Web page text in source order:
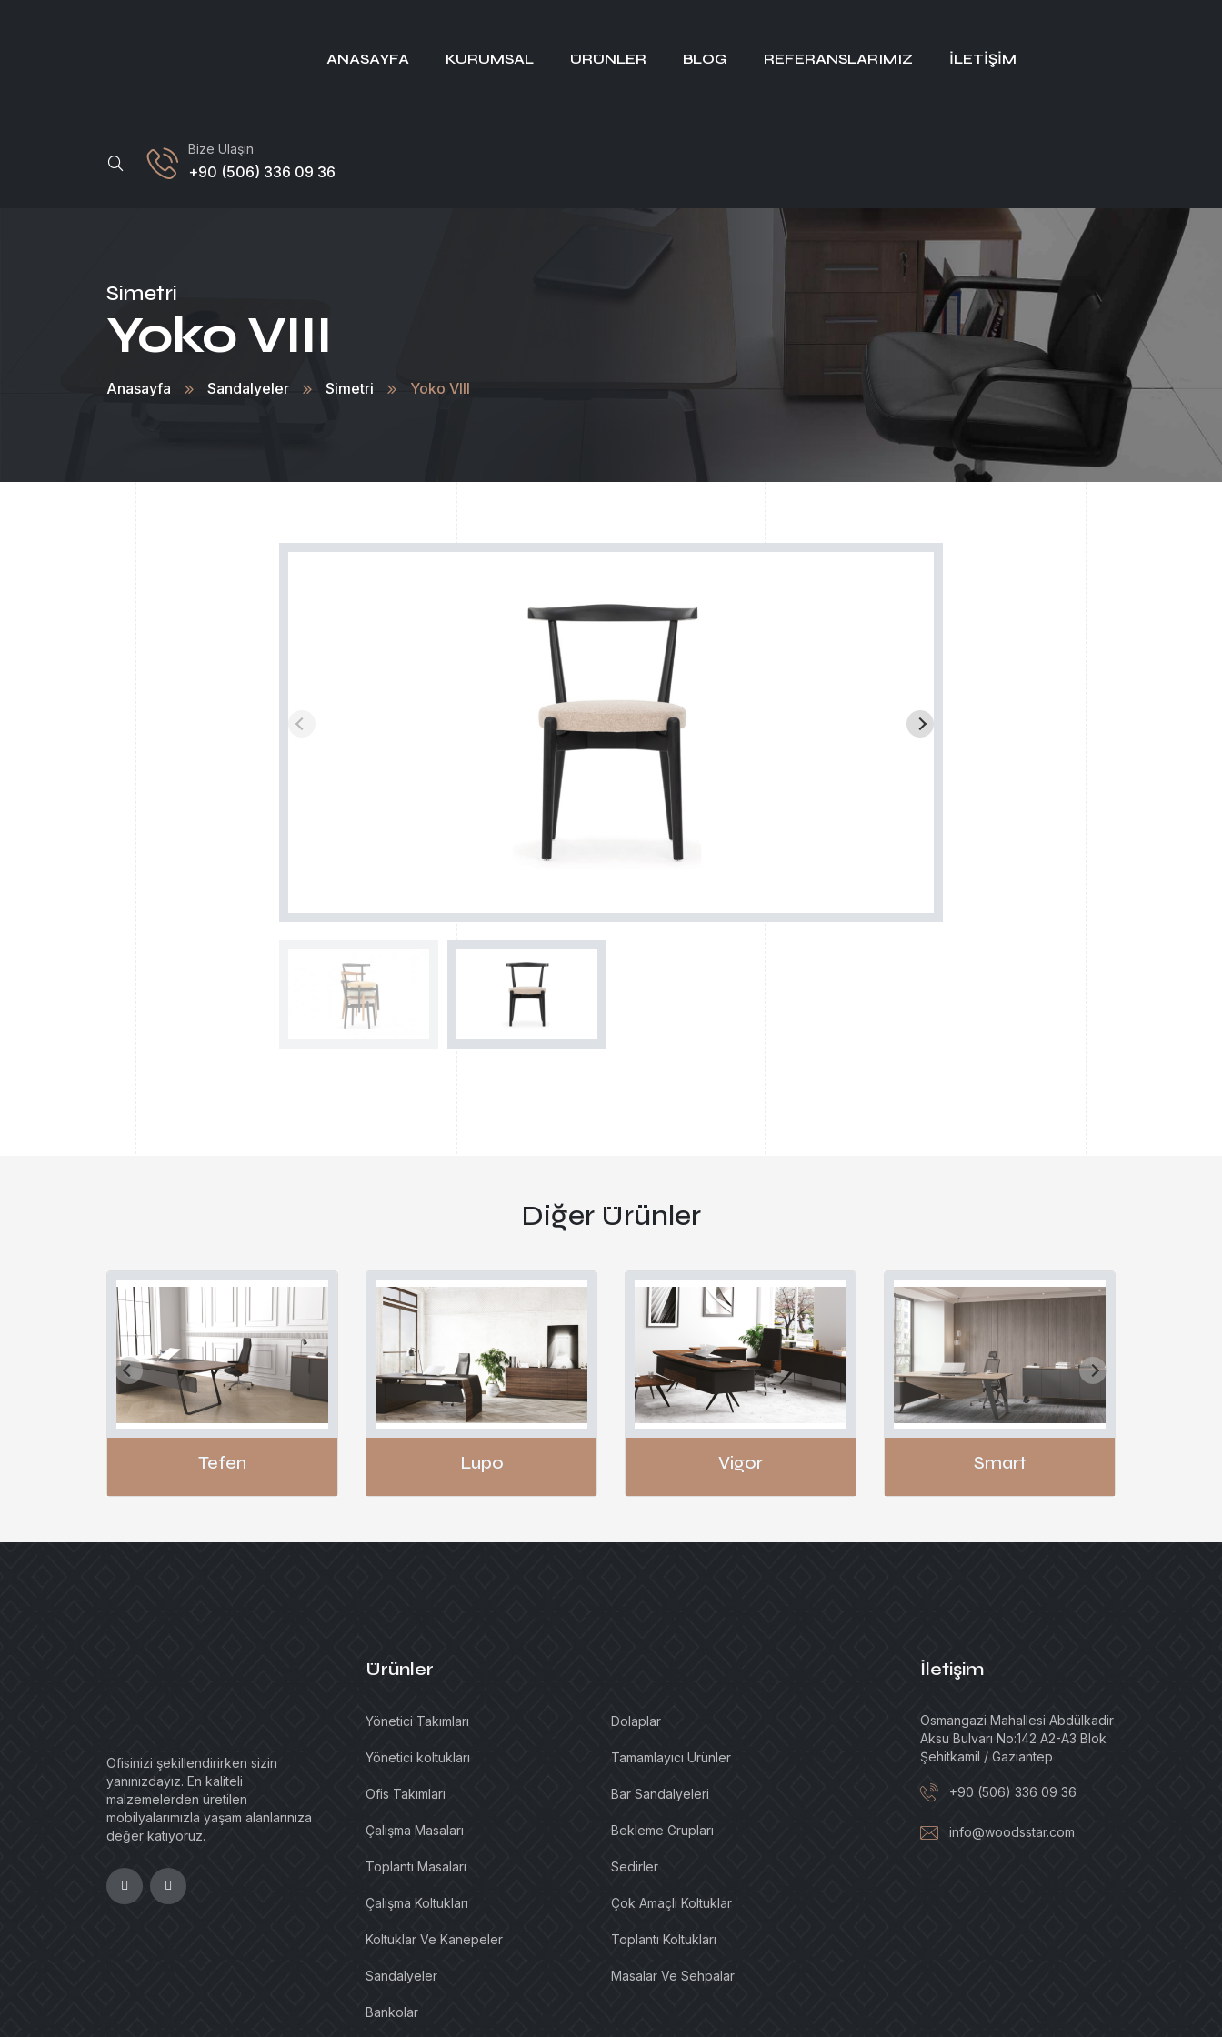
ANASAYFA KURUMSAL ÜRÜNLER BLOG REFERANSLARIMIZ İLETIŞIM
Bize Ulaşın
+90 (506) 336 09 36
Simetri
Yoko VIII
Anasayfa Sandalyeler Simetri Yoko VIII
Diğer Ürünler
Tefen Lupo Vigor Smart
Ofisinizi şekillendirirken sizin
yanınızdayız. En kaliteli
malzemelerden üretilen
mobilyalarımızla yaşam alanlarınıza
değer katıyoruz.
Ürünler
Yönetici Takımları
Yönetici koltukları
Ofis Takımları
Çalışma Masaları
Toplantı Masaları
Çalışma Koltukları
Koltuklar Ve Kanepeler
Sandalyeler
Bankolar
Dolaplar
Tamamlayıcı Ürünler
Bar Sandalyeleri
Bekleme Grupları
Sedirler
Çok Amaçlı Koltuklar
Toplantı Koltukları
Masalar Ve Sehpalar
İletişim
Osmangazi Mahallesi Abdülkadir
Aksu Bulvarı No:142 A2-A3 Blok
Şehitkamil / Gaziantep
+90 (506) 336 09 36
info@woodsstar.com